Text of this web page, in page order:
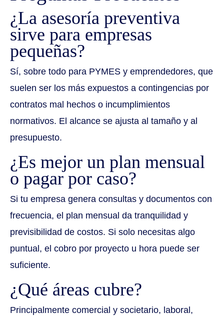
¿La asesoría preventiva
sirve para empresas
pequeñas?
Sí, sobre todo para PYMES y emprendedores, que
suelen ser los más expuestos a contingencias por
contratos mal hechos o incumplimientos
normativos. El alcance se ajusta al tamaño y al
presupuesto.
¿Es mejor un plan mensual
o pagar por caso?
Si tu empresa genera consultas y documentos con
frecuencia, el plan mensual da tranquilidad y
previsibilidad de costos. Si solo necesitas algo
puntual, el cobro por proyecto u hora puede ser
suficiente.
¿Qué áreas cubre?
Principalmente comercial y societario, laboral,